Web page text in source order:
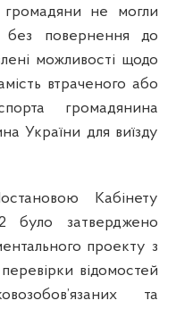
громадяни не могли
без повернення до
можливості щодо
втраченого або
громадянина
України для виїзду
Кабінету
було затверджено
проекту з
відомостей
та